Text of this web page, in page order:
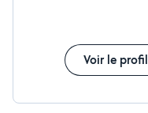
Voir le profil